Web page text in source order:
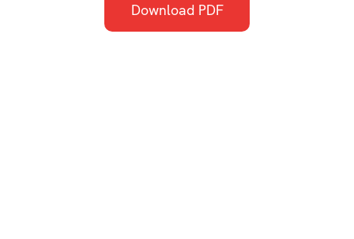
Download PDF